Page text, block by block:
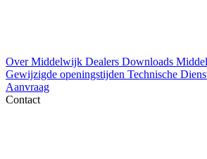
Over Middelwijk Dealers Downloads
Gewijzigde openingstijden Technische
Aanvraag
Contact